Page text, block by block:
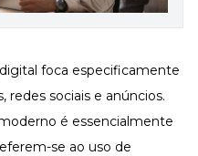
foca especificamente
redes sociais e anúncios.
é essencialmente
se ao uso de